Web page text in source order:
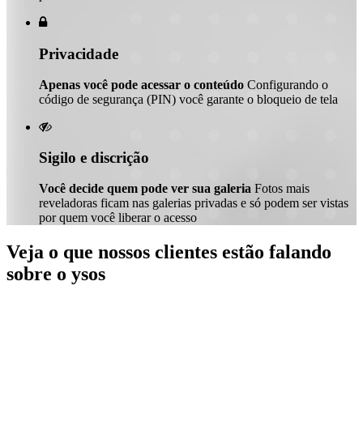

Privacidade
Apenas você pode acessar o conteúdo Configurando o
código de segurança (PIN) você garante o bloqueio de tela

Sigilo e discrição
Você decide quem pode ver sua galeria Fotos mais
reveladoras ficam nas galerias privadas e só podem ser vistas
por quem você liberar o acesso
Veja o que nossos clientes estão falando
sobre o ysos